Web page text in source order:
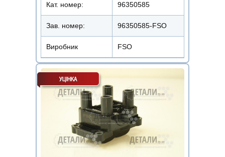
Кат. номер: 96350585
Зав. номер: 96350585-FSO
Виробник FSO